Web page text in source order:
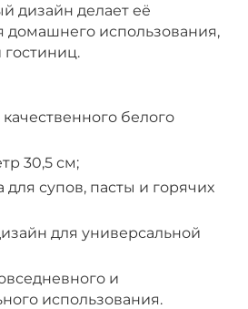
дизайн делает её
домашнего использования,
гостиниц.
белого
30,5 см;
для супов, пасты и горячих
для универсальной
и
использования.